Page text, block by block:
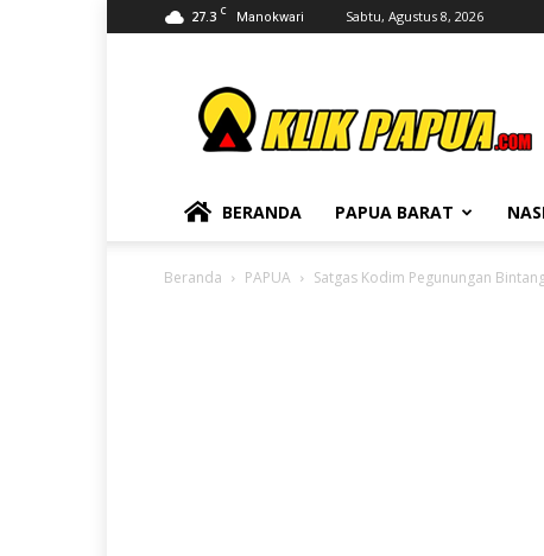
27.3 C Manokwari Sabtu, Agustus 8, 2026
BERANDA PAPUA BARAT
Beranda PAPUA Satgas Kodim Pegunungan